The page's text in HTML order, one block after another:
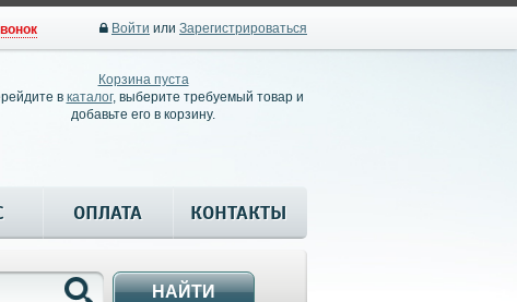
Войти или Зарегистрироваться
Корзина пуста
в каталог, выберите требуемый товар и
добавьте его в корзину.
ОПЛАТА КОНТАКТЫ
НАЙТИ